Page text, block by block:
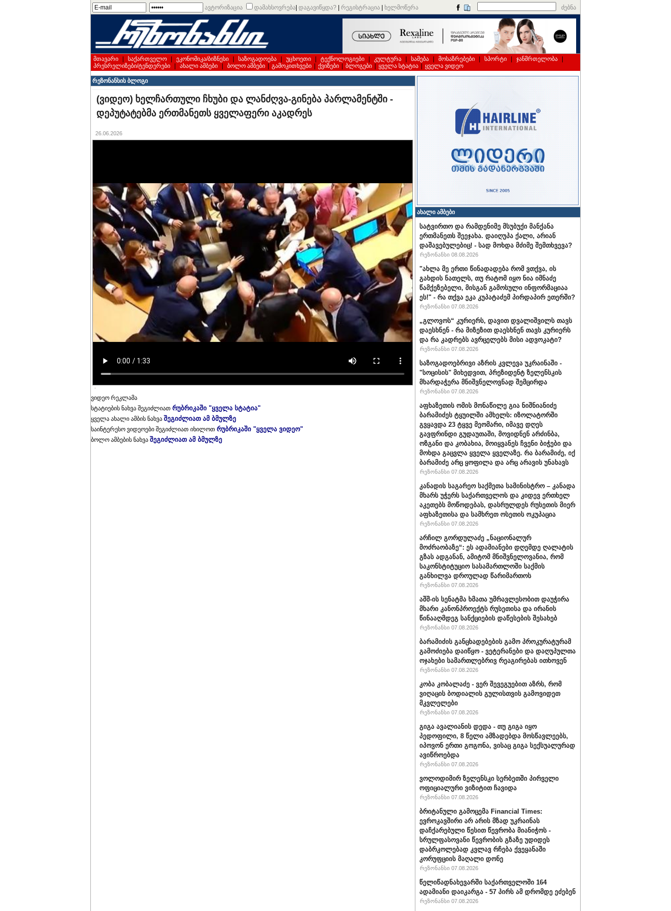
ავტორიზაცია დამახსოვრება დაგავიწყდა? რეგისტრაცია ხელმოწერა ძებნა
მთავარი საქართველო ეკონომიკა/ბიზნესი საზოგადოება უცხოეთი ტექნოლოგიები კულტურა სამება მოსაზრებები სპორტი ჯანმრთელობა
პრესრელიზები/ტენდერები
ახალი ამბები ბოლო ამბები გამოკითხვები ქვიზები ბლოგები ყველა სტატია ყველა ვიდეო
რეზონანსის ბლოგი
(ვიდეო) ხელჩართული ჩხუბი და ლანძღვა-გინება პარლამენტში -
დეპუტატებმა ერთმანეთს ყველაფერი აკადრეს
26.06.2026
ვიდეო რეკლამა
სტატიების ნახვა შეგიძლიათ რუბრიკაში "ყველა სტატია"
ყველა ახალი ამბის ნახვა შეგიძლიათ ამ ბმულზე
საინტერესო ვიდეოები შეგიძლიათ იხილოთ რუბრიკაში "ყველა ვიდეო"
ბოლო ამბების ნახვა შეგიძლიათ ამ ბმულზე
ახალი ამბები
სატვირთო და რამდენიმე მსუბუქი მანქანა
ერთმანეთს შეეჯახა. დაიღუპა ქალი, არიან
დაშავებულებიც! - სად მოხდა მძიმე შემთხვევა?
რეზონანსი 08.08.2026
"ახლა მე ერთი წინადადება რომ ვთქვა, ის
გახდის ნათელს, თუ რატომ იყო ნია იმნაძე
წამქეზებელი, მისგან გამოსული ინფორმაციაა
ეს!" - რა თქვა ეკა კუპატაძემ პირდაპირ ეთერში?
რეზონანსი 07.08.2026
„გლოვოს“ კურიერს, დავით დვალიშვილს თავს
დაესხნენ - რა მიზეზით დაესხნენ თავს კურიერს
და რა კადრებს ავრცელებს მისი ადვოკატი?
რეზონანსი 07.08.2026
საზოგადოებრივი აზრის კვლევა უკრაინაში -
"სოცისის" მიხედვით, პრეზიდენტ ზელენსკის
მხარდაჭერა მნიშვნელოვნად შემცირდა
რეზონანსი 07.08.2026
აფხაზეთის ომის მონაწილე გია ნიშნიანიძე
ბარამიძეს ტყუილში ამხელს: იზოლატორში
გვყავდა 23 ტყვე მეომარი, იმავე დღეს
გავფრინდი გუდაუთაში, მოვიდნენ არძინბა,
ოზგანი და კობახია, მოიყვანეს ჩვენი ბიჭები და
მოხდა გაცვლა ყველა ყველაზე. რა ბარამიძე, იქ
ბარამიძე არც ყოფილა და არც არავის უნახავს
რეზონანსი 07.08.2026
კანადის საგარეო საქმეთა სამინისტრო – კანადა
მხარს უჭერს საქართველოს და კიდევ ერთხელ
აკეთებს მოწოდებას, დასრულდეს რუსეთის მიერ
აფხაზეთისა და სამხრეთ ოსეთის ოკუპაცია
რეზონანსი 07.08.2026
არჩილ გორდულაძე „ნაციონალურ
მოძრაობაზე“: ეს ადამიანები დღემდე ღალატის
გზას ადგანან, ამიტომ მნიშვნელოვანია, რომ
საკონსტიტუციო სასამართლოში საქმის
განხილვა დროულად წარიმართოს
რეზონანსი 07.08.2026
აშშ-ის სენატმა ხმათა უმრავლესობით დაუჭირა
მხარი კანონპროექტს რუსეთისა და ირანის
წინააღმდეგ სანქციების დაწესების შესახებ
რეზონანსი 07.08.2026
ბარამიძის განცხადებების გამო პროკურატურამ
გამოძიება დაიწყო - ვეტერანები და დაღუპულთა
ოჯახები სამართლებრივ რეაგირებას ითხოვენ
რეზონანსი 07.08.2026
კობა კობალაძე - ვერ შევეგუებით აზრს, რომ
ვიღაცის ბოდიალის გულისთვის გამოვიდეთ
მკვლელები
რეზონანსი 07.08.2026
გიგა ავალიანის დედა - თუ გიგა იყო
პედოფილი, 8 წელი ამზადებდა მოსწავლეებს,
იპოვონ ერთი გოგონა, ვისაც გიგა სექსუალურად
ავიწროებდა
რეზონანსი 07.08.2026
ვოლოდიმირ ზელენსკი სერბეთში პირველი
ოფიციალური ვიზიტით ჩავიდა
რეზონანსი 07.08.2026
ბრიტანული გამოცემა Financial Times:
ევროკავშირი არ არის მზად უკრაინას
დაჩქარებული წესით წევრობა მიანიჭოს -
სრულფასოვანი წევრობის გზაზე უდიდეს
დაბრკოლებად კვლავ რჩება ქვეყანაში
კორუფციის მაღალი დონე
რეზონანსი 07.08.2026
წელიწადნახევარში საქართველოში 164
ადამიანი დაიკარგა - 57 პირს ამ დრომდე ეძებენ
რეზონანსი 07.08.2026